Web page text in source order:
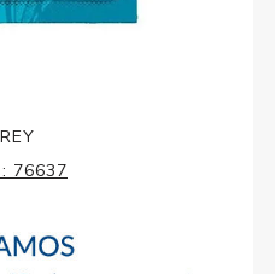
76637